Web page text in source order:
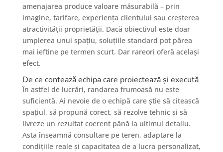
amenajarea produce valoare măsurabilă – prin
imagine, tarifare, experiența clientului sau creșterea
atractivității proprietății. Dacă obiectivul este doar
umplerea unui spațiu, soluțiile standard pot părea
mai ieftine pe termen scurt. Dar rareori oferă același
efect.
De ce contează echipa care proiectează și execută
În astfel de lucrări, randarea frumoasă nu este
suficientă. Ai nevoie de o echipă care știe să citească
spațiul, să propună corect, să rezolve tehnic și să
livreze un rezultat coerent până la ultimul detaliu.
Asta înseamnă consultare pe teren, adaptare la
condițiile reale și capacitatea de a lucra personalizat,